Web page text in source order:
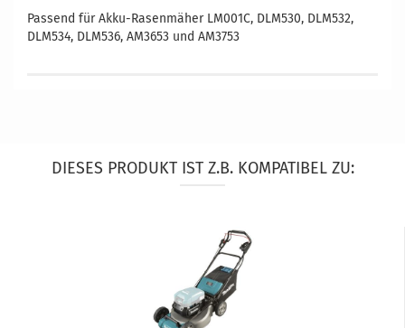
Passend für Akku-Rasenmäher LM001C, DLM530, DLM532,
DLM534, DLM536, AM3653 und AM3753
DIESES PRODUKT IST Z.B. KOMPATIBEL ZU: